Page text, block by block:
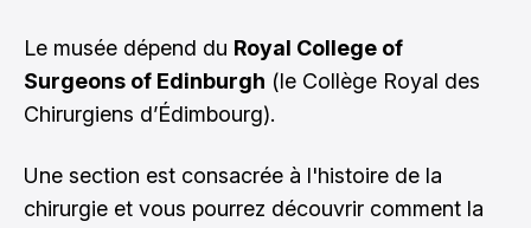
Le musée dépend du Royal College of
Surgeons of Edinburgh (le Collège Royal des
Chirurgiens d’Édimbourg).
Une section est consacrée à l'histoire de la
chirurgie et vous pourrez découvrir comment la